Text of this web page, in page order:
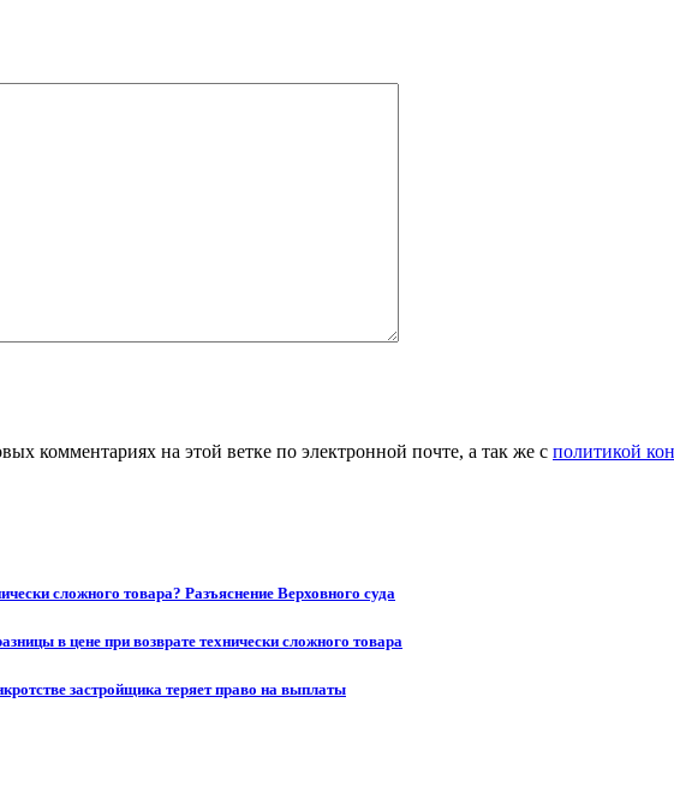
комментариях на этой ветке по электронной почте, а так же с политикой
сложного товара? Разъяснение Верховного суда
в цене при возврате технически сложного товара
застройщика теряет право на выплаты